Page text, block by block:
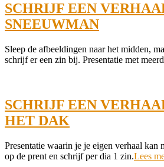
SCHRIJF EEN
SNEEUWMAN
2021-
12-
Sleep de afbeeldingen naar het midden,
schrijf er een zin bij. Presentatie met
SCHRIJF EEN
HET DAK
2021-
12-
Presentatie waarin je je eigen verhaal kan
op de prent en schrijf per dia 1 zin.Lees